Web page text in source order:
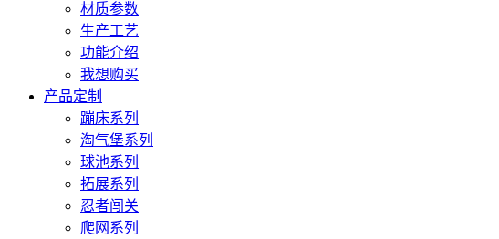
材质参数
生产工艺
功能介绍
我想购买
产品定制
蹦床系列
淘气堡系列
球池系列
拓展系列
忍者闯关
爬网系列